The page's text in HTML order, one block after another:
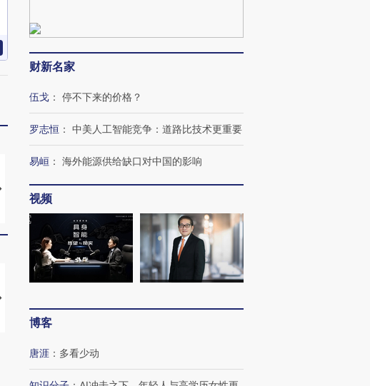
视线｜HYROX的吸金
术：是什么让中产们甘
心“花钱找虐”？
毒品
育部长拱下台
【推广】走进第四届链博
会，让数智科技“链”接产
【特别呈现】寻找100种
CFO：不靠规模取胜，华
财新名家
伍戈 ： 停不下来的价格？
罗志恒 ： 中美人工智能竞争：道路比技术更重要
易峘 ： 海外能源供给缺口对中国的影响
视频
博客
唐涯 ： 多看少动